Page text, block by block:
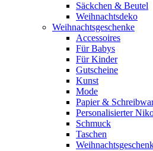
Säckchen & Beutel
Weihnachtsdeko
Weihnachtsgeschenke
Accessoires
Für Babys
Für Kinder
Gutscheine
Kunst
Mode
Papier &
Personalisierter
Schmuck
Taschen